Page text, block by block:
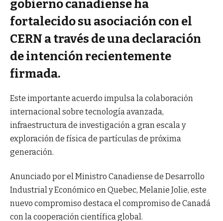
gobierno canadiense ha
fortalecido su asociación con el
CERN a través de una declaración
de intención recientemente
firmada.
Este importante acuerdo impulsa la colaboración
internacional sobre tecnología avanzada,
infraestructura de investigación a gran escala y
exploración de física de partículas de próxima
generación.
Anunciado por el Ministro Canadiense de Desarrollo
Industrial y Económico en Quebec, Melanie Jolie, este
nuevo compromiso destaca el compromiso de Canadá
con la cooperación científica global.